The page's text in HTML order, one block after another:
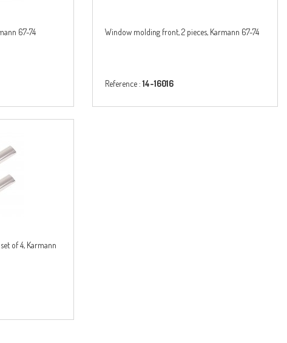
67-74 Window molding front, 2 pieces, Karmann 67-74
Reference :14-16016
of 4, Karmann